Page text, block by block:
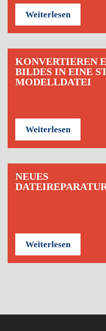
Weiterlesen
KONVERTIEREN
BILDES IN EINE
MODELLDATEI
Weiterlesen
NEUES
Weiterlesen